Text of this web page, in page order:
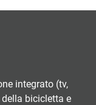
integrato (tv,
bicicletta e